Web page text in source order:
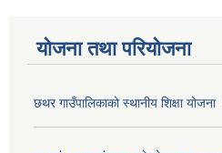
योजना तथा परियोजना
छथर गाउँपालिकाको स्थानीय शिक्षा योजना